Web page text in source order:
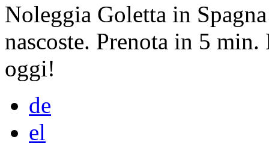
Noleggia Goletta in
nascoste. Prenota in 5 min.
oggi!
de
el